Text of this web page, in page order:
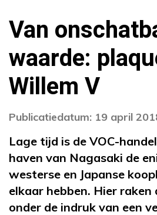
Van
waarde:
Willem V
Publicatiedatum: 19 april
Lage tijd is de VOC-
haven van Nagasaki de
westerse en Japanse
elkaar hebben. Hier raken
onder de indruk van een